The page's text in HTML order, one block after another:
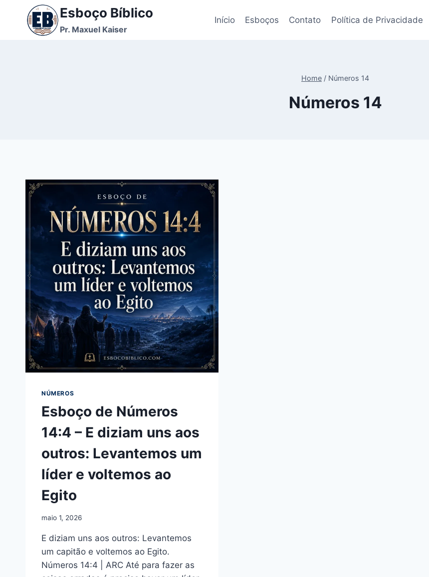
Esboço Bíblico
Pr. Maxuel Kaiser
Início Esboços Contato Política de Privacidade
Home / Números 14
Números 14
NÚMEROS
Esboço de Números
14:4 – E diziam uns aos
outros: Levantemos um
líder e voltemos ao
Egito
maio 1, 2026
E diziam uns aos outros: Levantemos
um capitão e voltemos ao Egito.
Números 14:4 | ARC Até para fazer as